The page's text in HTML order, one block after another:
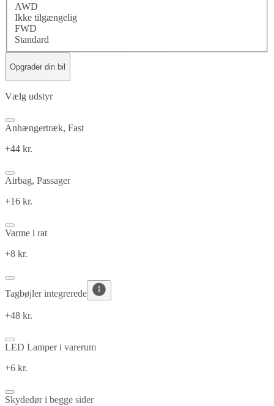
AWD
Ikke tilgængelig
FWD
Standard
Opgrader din bil
Vælg udstyr
Anhængertræk, Fast
+44 kr.
Airbag, Passager
+16 kr.
Varme i rat
+8 kr.
Tagbøjler integrerede
+48 kr.
LED Lamper i varerum
+6 kr.
Skydedør i begge sider